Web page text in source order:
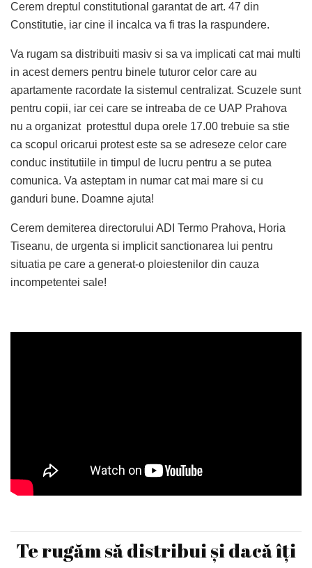
Cerem dreptul constitutional garantat de art. 47 din
Constitutie, iar cine il incalca va fi tras la raspundere.
Va rugam sa distribuiti masiv si sa va implicati cat mai multi
in acest demers pentru binele tuturor celor care au
apartamente racordate la sistemul centralizat. Scuzele sunt
pentru copii, iar cei care se intreaba de ce UAP Prahova
nu a organizat protesttul dupa orele 17.00 trebuie sa stie
ca scopul oricarui protest este sa se adreseze celor care
conduc institutiile in timpul de lucru pentru a se putea
comunica. Va asteptam in numar cat mai mare si cu
ganduri bune. Doamne ajuta!
Cerem demiterea directorului ADI Termo Prahova, Horia
Tiseanu, de urgenta si implicit sanctionarea lui pentru
situatia pe care a generat-o ploiestenilor din cauza
incompetentei sale!
Te rugăm să distribui și dacă îți